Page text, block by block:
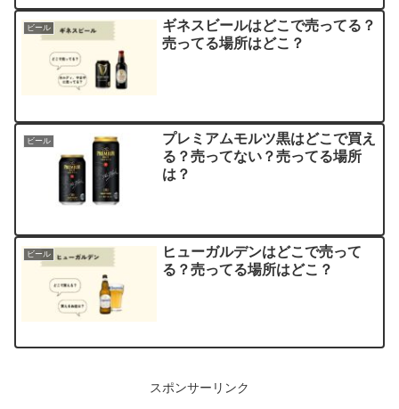
ビール
ギネスビールはどこで売ってる？
売ってる場所はどこ？
ビール
プレミアムモルツ黒はどこで買え
る？売ってない？売ってる場所
は？
ビール
ヒューガルデンはどこで売って
る？売ってる場所はどこ？
スポンサーリンク